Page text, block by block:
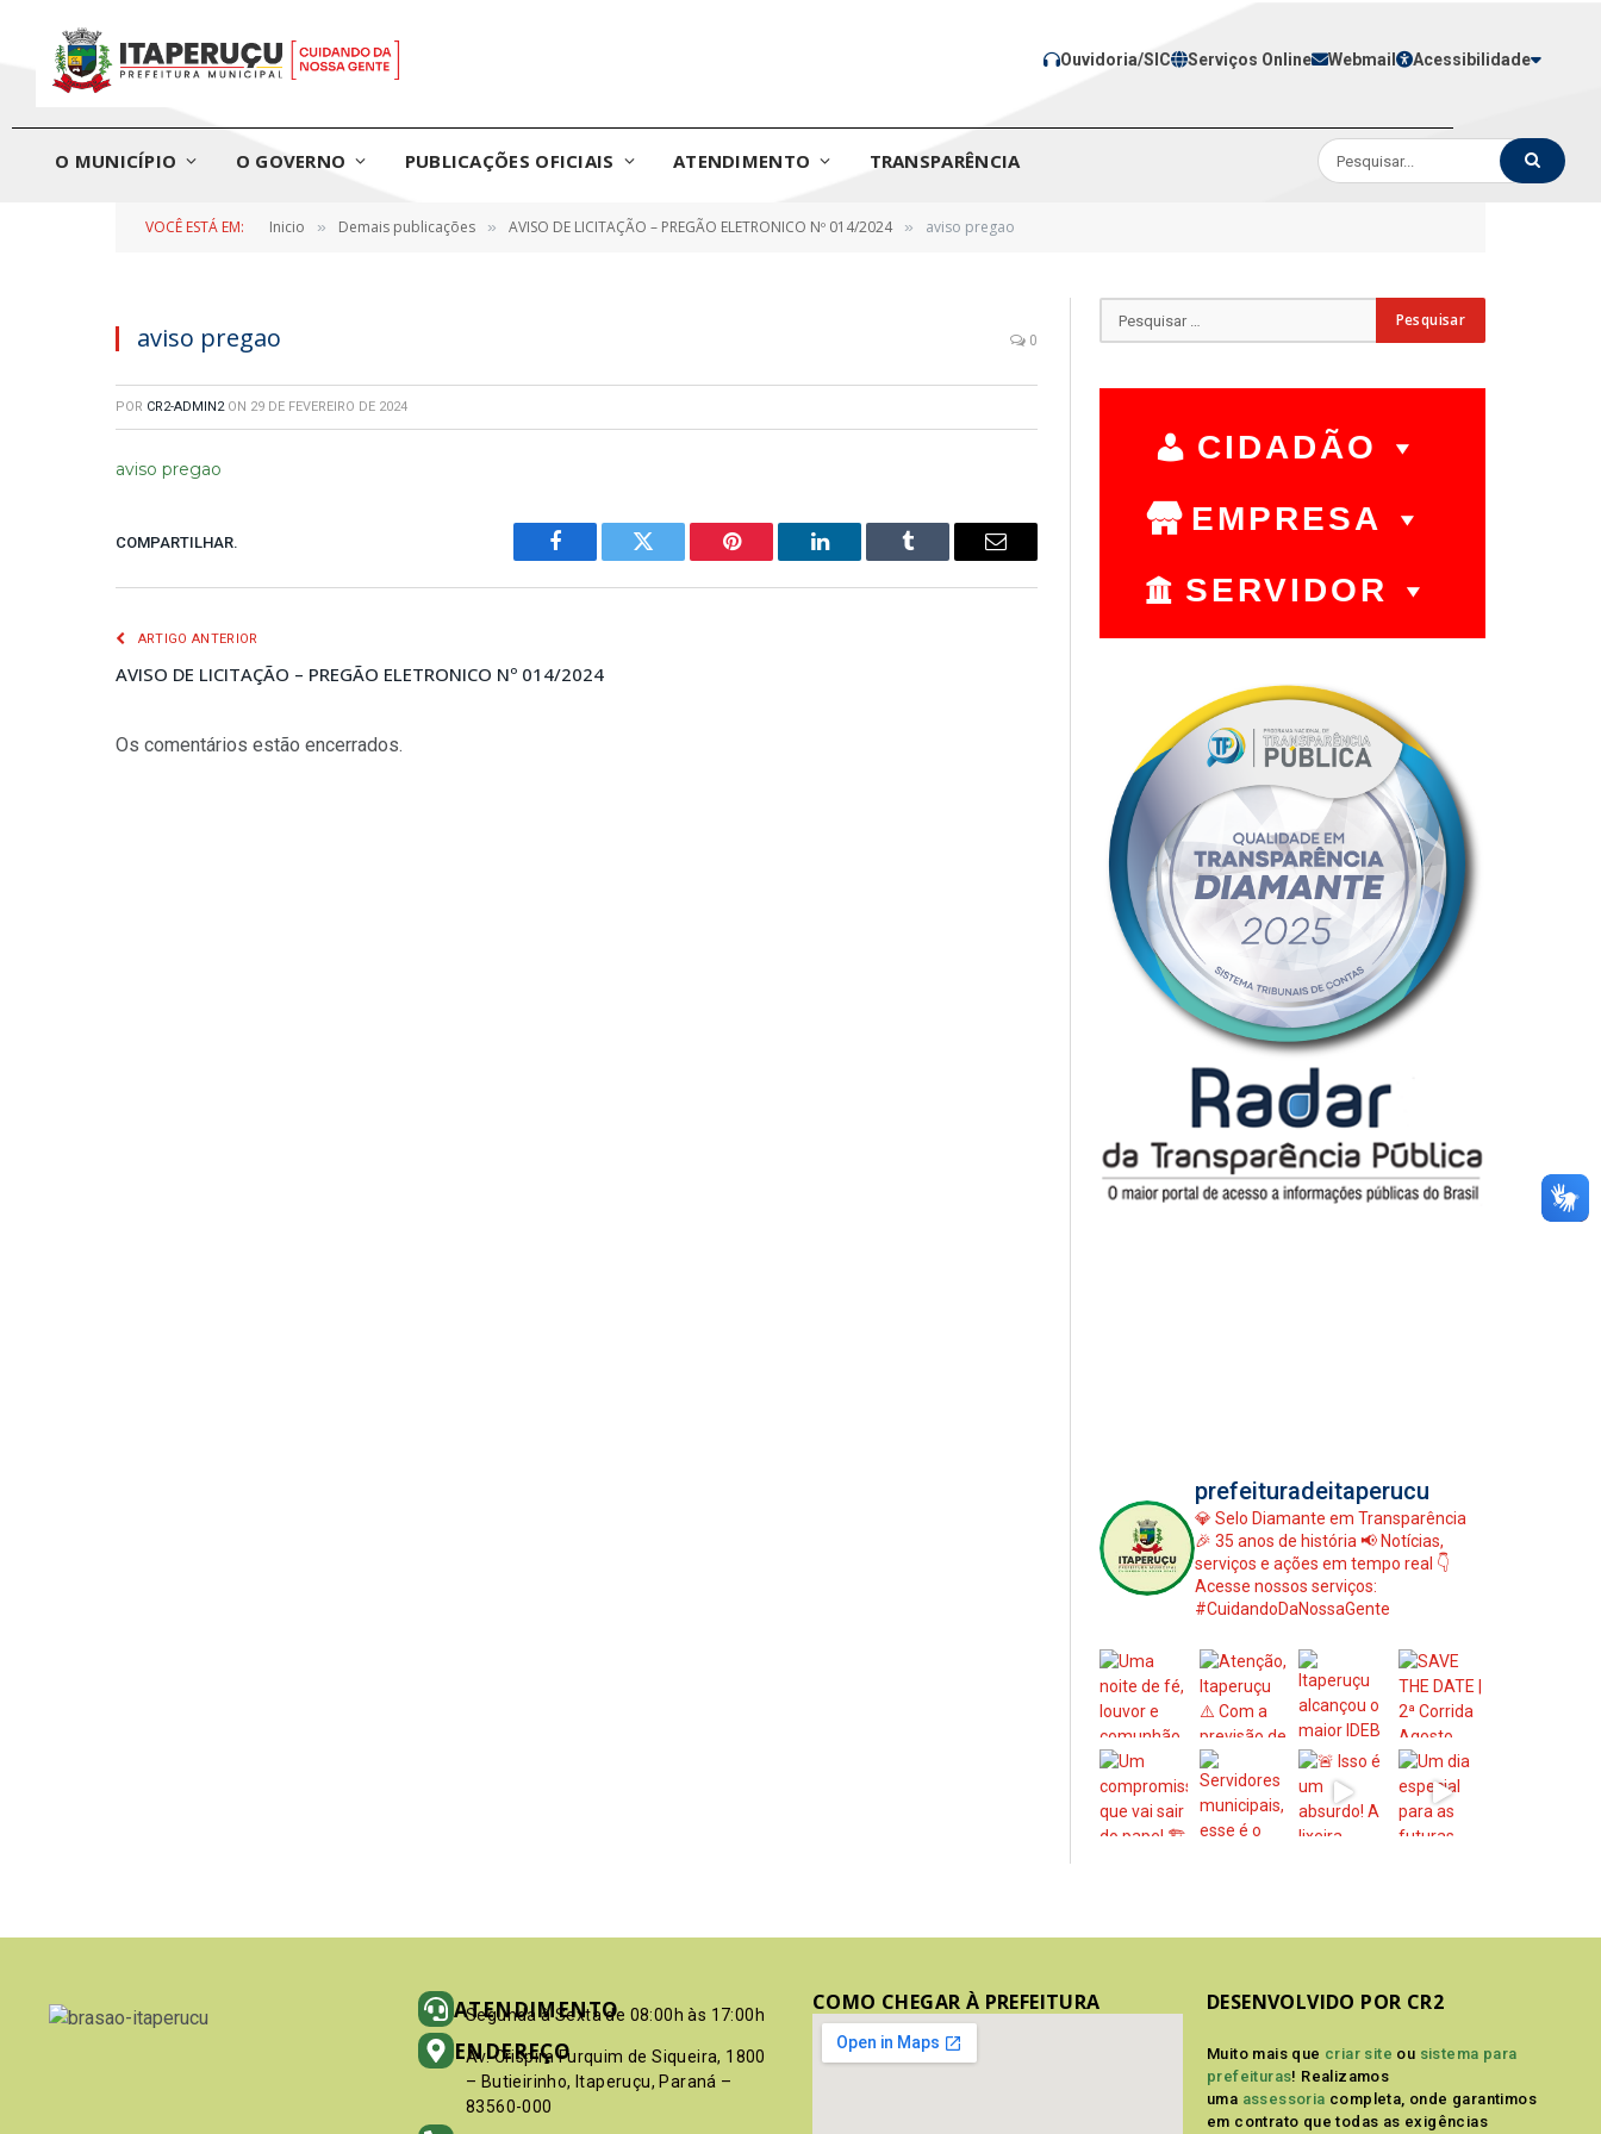
Ouvidoria/SIC Serviços Online Webmail Acessibilidade
O MUNICÍPIO O GOVERNO PUBLICAÇÕES OFICIAIS ATENDIMENTO TRANSPARÊNCIA
VOCÊ ESTÁ EM: Inicio » Demais publicações » AVISO DE LICITAÇÃO – PREGÃO ELETRONICO Nº 014/2024 » aviso pregao
aviso pregao 0
POR CR2-ADMIN2 ON 29 DE FEVEREIRO DE 2024
aviso pregao
COMPARTILHAR.
Facebook Twitter Pinterest LinkedIn Tumblr
E-
ARTIGO ANTERIOR
AVISO DE LICITAÇÃO – PREGÃO ELETRONICO Nº 014/2024
Os comentários estão encerrados.
CIDADÃO
EMPRESA
SERVIDOR
prefeituradeitaperucu
💎 Selo Diamante em Transparência
🎉 35 anos de história 📢 Notícias,
serviços e ações em tempo real 👇
Acesse nossos serviços:
#CuidandoDaNossaGente
ATENDIMENTO
Segunda à Sexta de 08:00h às 17:00h
ENDEREÇO
Av. Crispim Furquim de Siqueira, 1800
– Butieirinho, Itaperuçu, Paraná –
83560-000
COMO CHEGAR À PREFEITURA DESENVOLVIDO POR CR2
Muito mais que criar site ou sistema para
prefeituras! Realizamos
uma assessoria completa, onde garantimos
em contrato que todas as exigências